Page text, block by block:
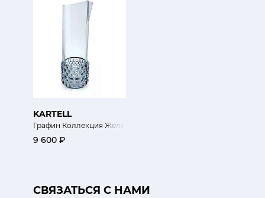
KARTELL
Графин Коллекция Желе голубой
9 600 ₽
CВЯЗАТЬСЯ С НАМИ